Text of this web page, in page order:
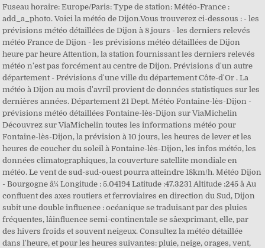
Fuseau horaire: Europe/Paris: Type de station: Météo-France :
add_a_photo. Voici la météo de Dijon.Vous trouverez ci-dessous : - les
prévisions météo détaillées de Dijon à 8 jours - les derniers relevés
météo France de Dijon - les prévisions météo détaillées de Dijon
heure par heure Attention, la station fournissant les derniers relevés
météo n'est pas forcément au centre de Dijon. Prévisions d'un autre
département - Prévisions d'une ville du département Côte-d'Or . La
météo à Dijon au mois d'avril provient de données statistiques sur les
dernières années. Département 21 Dept. Météo Fontaine-lès-Dijon -
prévisions météo détaillées Fontaine-lès-Dijon sur ViaMichelin
Découvrez sur ViaMichelin toutes les informations météo pour
Fontaine-lès-Dijon, la prévision à 10 jours, les heures de lever et les
heures de coucher du soleil à Fontaine-lès-Dijon, les infos météo, les
données climatographiques, la couverture satellite mondiale en
météo. Le vent de sud-sud-ouest pourra atteindre 18km/h. Météo Dijon
- Bourgogne â¼ Longitude : 5.04194 Latitude :47.3231 Altitude :245 â Au
confluent des axes routiers et ferroviaires en direction du Sud, Dijon
subit une double influence : océanique se traduisant par des pluies
fréquentes, lâinfluence semi-continentale se sâexprimant, elle, par
des hivers froids et souvent neigeux. Consultez la météo détaillée
dans l'heure, et pour les heures suivantes: pluie, neige, orages, vent,